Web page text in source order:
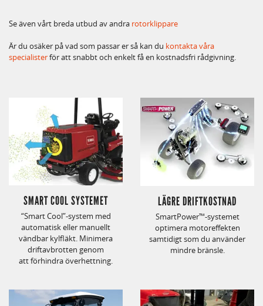
Se även vårt breda utbud av andra rotorklippare
Är du osäker på vad som passar er så kan du kontakta våra
specialisterför att snabbt och enkelt få en kostnadsfri rådgivning.
SMART COOL SYSTEMET
“Smart Cool”-system med
automatisk eller manuellt
vändbar kylfläkt. Minimera
driftavbrotten genom
att förhindra överhettning.
LÄGRE DRIFTKOSTNAD
SmartPower™-systemet
optimera motoreffekten
samtidigt som du använder
mindre bränsle.